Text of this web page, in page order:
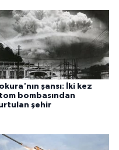
şansı: İki kez
bombasından
şehir